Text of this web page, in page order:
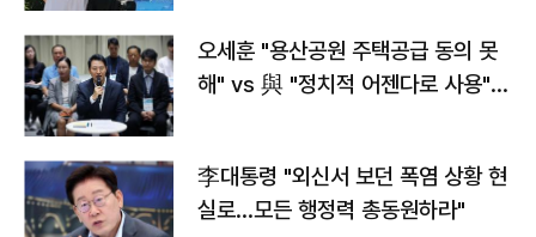
오세훈 "용산공원 주택공급 동의 못
해" vs 與 "정치적 어젠다로 사용"
李대통령 "외신서 보던 폭염 상황 현
실로…모든 행정력 총동원하라"